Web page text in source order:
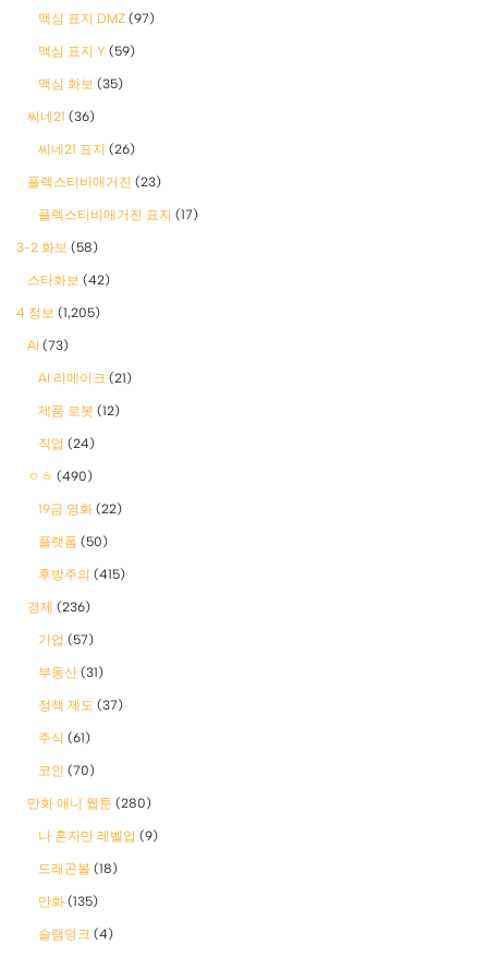
맥심 표지 DMZ (97)
맥심 표지 Y (59)
맥심 화보 (35)
씨네21 (36)
씨네21 표지 (26)
플렉스티비매거진 (23)
플렉스티비매거진 표지 (17)
3-2 화보 (58)
스타화보 (42)
4 정보 (1,205)
AI (73)
AI 리메이크 (21)
제품 로봇 (12)
직업 (24)
ㅇㅎ (490)
19금 영화 (22)
플랫폼 (50)
후방주의 (415)
경제 (236)
기업 (57)
부동산 (31)
정책 제도 (37)
주식 (61)
코인 (70)
만화 애니 웹툰 (280)
나 혼자만 레벨업 (9)
드래곤볼 (18)
만화 (135)
슬램덩크 (4)